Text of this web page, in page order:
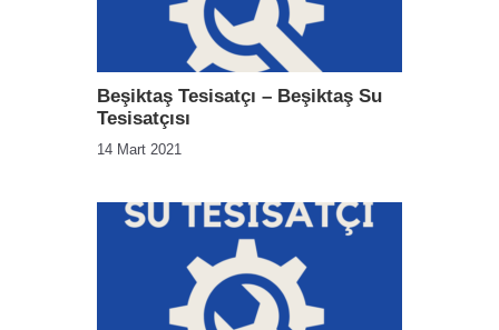
Beşiktaş Tesisatçı – Beşiktaş Su
Tesisatçısı
14 Mart 2021